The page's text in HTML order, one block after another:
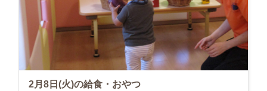
2月8日(火)の給食・おやつ